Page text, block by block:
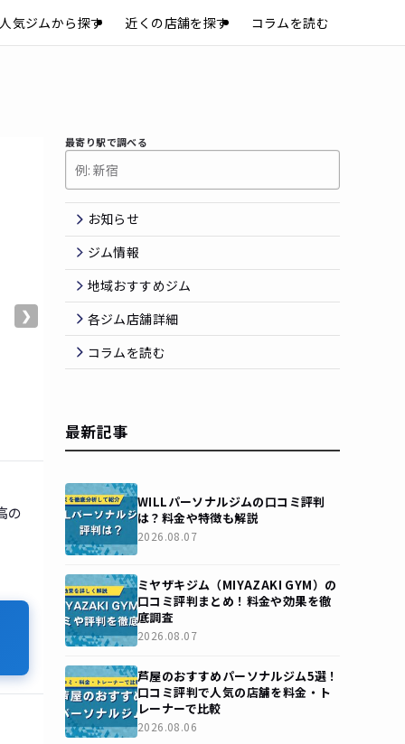
人気ジムから探す 近くの店舗を探す コラムを読む
❯
の
最寄り駅で調べる
お知らせ
ジム情報
地域おすすめジム
各ジム店舗詳細
コラムを読む
最新記事
WILLパーソナルジムの口コミ評判
は？料金や特徴も解説
2026.08.07
ミヤザキジム（MIYAZAKI GYM）の
口コミ評判まとめ！料金や効果を徹
底調査
2026.08.07
芦屋のおすすめパーソナルジム5選！
口コミ評判で人気の店舗を料金・ト
レーナーで比較
2026.08.06